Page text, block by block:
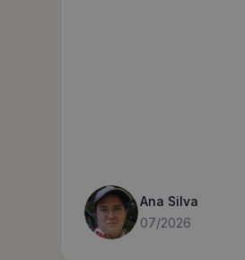
Ana Silva
07/2026